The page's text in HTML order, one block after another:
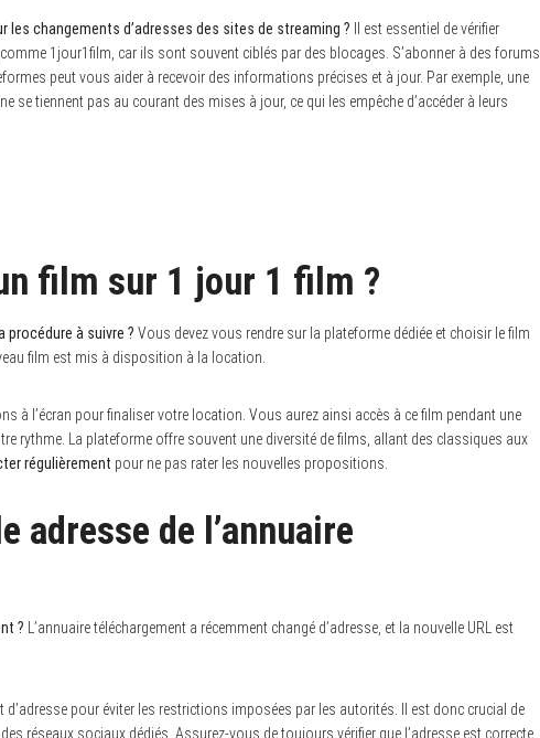
les changements d’adresses des sites de streaming ? Il est essentiel de vérifier
1jour1film, car ils sont souvent ciblés par des blocages. S’abonner à des forums
peut vous aider à recevoir des informations précises et à jour. Par exemple, une
se tiennent pas au courant des mises à jour, ce qui les empêche d’accéder à leurs
film sur 1 jour 1 film ?
procédure à suivre ? Vous devez vous rendre sur la plateforme dédiée et choisir le film
film est mis à disposition à la location.
à l’écran pour finaliser votre location. Vous aurez ainsi accès à ce film pendant une
rythme. La plateforme offre souvent une diversité de films, allant des classiques aux
régulièrement pour ne pas rater les nouvelles propositions.
adresse de l’annuaire
? L’annuaire téléchargement a récemment changé d’adresse, et la nouvelle URL est
d’adresse pour éviter les restrictions imposées par les autorités. Il est donc crucial de
réseaux sociaux dédiés. Assurez-vous de toujours vérifier que l’adresse est correcte